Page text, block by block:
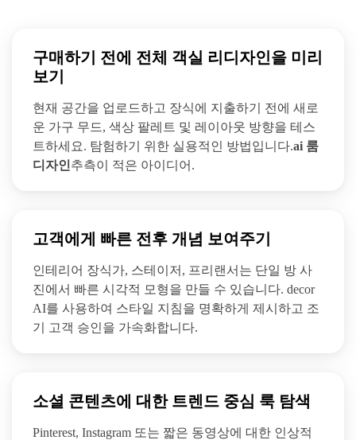
구매하기 전에 전체 객실 리디자인을 미리
보기
현재 공간을 업로드하고 장식에 지출하기 전에 새로
운 가구 무드, 색상 팔레트 및 레이아웃 방향을 테스
트하세요. 탐험하기 위한 실용적인 방법입니다.ai 룸
디자인추측이 적은 아이디어.
고객에게 빠른 전후 개념 보여주기
인테리어 장식가, 스테이저, 프리랜서는 단일 방 사
진에서 빠른 시각적 모형을 만들 수 있습니다. decor
AI를 사용하여 스타일 지침을 명확하게 제시하고 조
기 고객 승인을 가속화합니다.
소셜 콘텐츠에 대한 트렌드 중심 룩 탐색
Pinterest, Instagram 또는 짧은 동영상에 대한 인상적